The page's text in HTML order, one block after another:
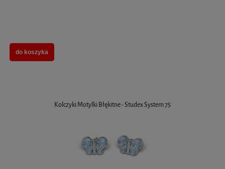
do koszyka
Kolczyki Motylki Błękitne - Studex System 75